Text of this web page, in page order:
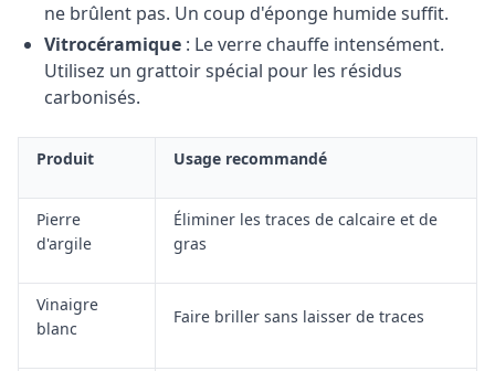
ne brûlent pas. Un coup d'éponge humide suffit.
Vitrocéramique : Le verre chauffe intensément.
Utilisez un grattoir spécial pour les résidus
carbonisés.
Produit Usage recommandé
Pierre
d'argile
Éliminer les traces de calcaire et de
gras
Vinaigre
blanc
Faire briller sans laisser de traces